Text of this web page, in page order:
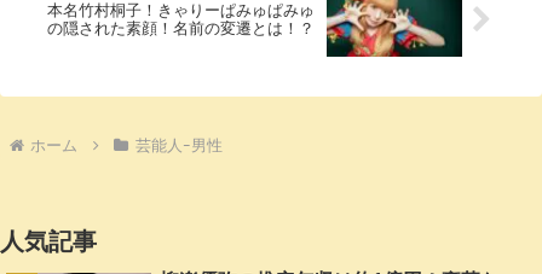
本名竹村桐子！きゃりーぱみゅぱみゅ
の隠された素顔！名前の変遷とは！？
ホーム 芸能人ｰ男性
人気記事